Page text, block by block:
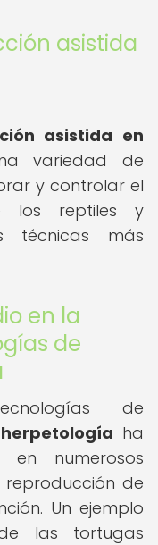
asistida
asistida en
variedad de
y controlar el
los reptiles y
técnicas más
en la
de
de
ha
en numerosos
de
Un ejemplo
las tortugas